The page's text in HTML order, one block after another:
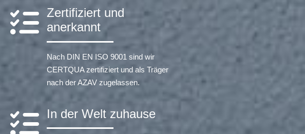
Zertifiziert und
anerkannt
Nach DIN EN ISO 9001 sind wir
CERTQUA zertifiziert und als Träger
nach der AZAV zugelassen.
In der Welt zuhause